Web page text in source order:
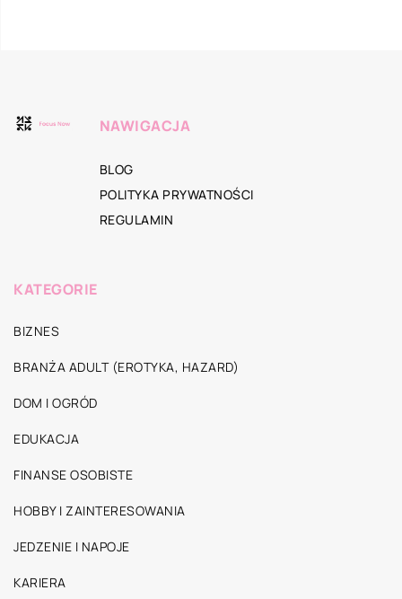
NAWIGACJA
BLOG
POLITYKA PRYWATNOŚCI
REGULAMIN
KATEGORIE
BIZNES
BRANŻA ADULT (EROTYKA, HAZARD)
DOM I OGRÓD
EDUKACJA
FINANSE OSOBISTE
HOBBY I ZAINTERESOWANIA
JEDZENIE I NAPOJE
KARIERA